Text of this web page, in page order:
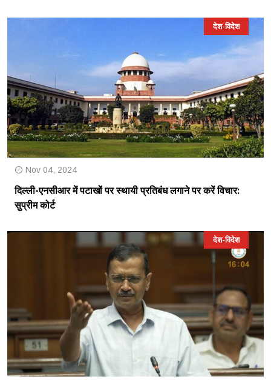
देश-विदेश
Nov 04, 2024
दिल्ली-एनसीआर में पटाखों पर स्थायी प्रतिबंध लगाने पर करें विचार:
सुप्रीम कोर्ट
देश-विदेश